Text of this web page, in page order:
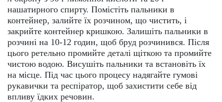
нашатирного спирту. Помістіть пальники в
контейнер, залийте їх розчином, що чистить, і
закрийте контейнер кришкою. Залишіть пальники в
розчині на 10-12 годин, щоб бруд розчинився. Після
цього ретельно промийте деталі щіткою та промийте
чистою водою. Висушіть пальники та встановіть їх
на місце. Під час цього процесу надягайте гумові
рукавички та респіратор, щоб захистити себе від
впливу їдких речовин.